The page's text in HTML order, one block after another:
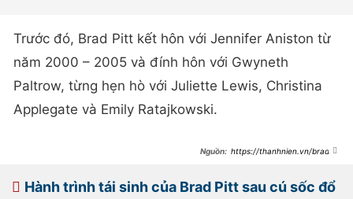
Trước đó, Brad Pitt kết hôn với Jennifer Aniston từ
năm 2000 – 2005 và đính hôn với Gwyneth
Paltrow, từng hẹn hò với Juliette Lewis, Christina
Applegate và Emily Ratajkowski.
https://thanhnien.vn/brad-
185250702080647792.htm
Hành trình tái sinh của Brad Pitt sau cú sốc đổ